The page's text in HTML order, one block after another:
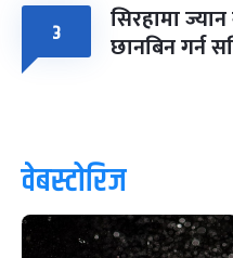
३ सिरहामा
छानबिन गर्न
वेबस्टोरिज